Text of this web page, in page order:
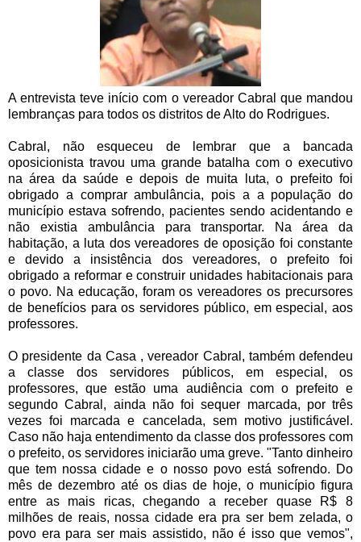
A entrevista teve início com o vereador Cabral que mandou
lembranças para todos os distritos de Alto do Rodrigues.
Cabral, não esqueceu de lembrar que a bancada
oposicionista travou uma grande batalha com o executivo
na área da saúde e depois de muita luta, o prefeito foi
obrigado a comprar ambulância, pois a a população do
município estava sofrendo, pacientes sendo acidentando e
não existia ambulância para transportar. Na área da
habitação, a luta dos vereadores de oposição foi constante
e devido a insistência dos vereadores, o prefeito foi
obrigado a reformar e construir unidades habitacionais para
o povo. Na educação, foram os vereadores os precursores
de benefícios para os servidores público, em especial, aos
professores.
O presidente da Casa , vereador Cabral, também defendeu
a classe dos servidores públicos, em especial, os
professores, que estão uma audiência com o prefeito e
segundo Cabral, ainda não foi sequer marcada, por três
vezes foi marcada e cancelada, sem motivo justificável.
Caso não haja entendimento da classe dos professores com
o prefeito, os servidores iniciarão uma greve. "Tanto dinheiro
que tem nossa cidade e o nosso povo está sofrendo. Do
mês de dezembro até os dias de hoje, o município figura
entre as mais ricas, chegando a receber quase R$ 8
milhões de reais, nossa cidade era pra ser bem zelada, o
povo era para ser mais assistido, não é isso que vemos",